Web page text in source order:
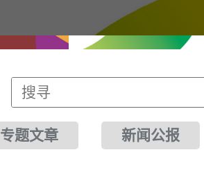
专题文章 新闻公报